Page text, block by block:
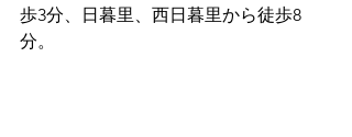
歩3分、日暮里、西日暮里から徒歩8
分。